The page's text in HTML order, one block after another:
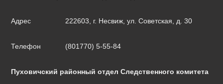
Адрес 222603, г. Несвиж, ул. Советская, д. 30
Телефон (801770) 5-55-84
Пуховичский районный отдел Следственного комитета